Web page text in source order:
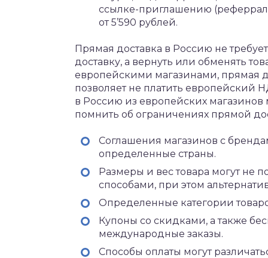
ссылке-приглашению
от 5’590 рублей.
Прямая доставка в Россию не
доставку, а вернуть или обменять
европейскими магазинами, прямая
позволяет не платить европейский
в Россию из европейских
помнить об ограничениях прямой
Соглашения магазинов с
определенные страны.
Размеры и вес товара могут не
способами, при этом
Определенные категории
Купоны со скидками, а также
международные заказы.
Способы оплаты могут